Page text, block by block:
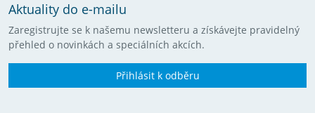
Aktuality do e-mailu
Zaregistrujte se k našemu newsletteru a získávejte pravidelný
přehled o novinkách a speciálních akcích.
Přihlásit k odběru